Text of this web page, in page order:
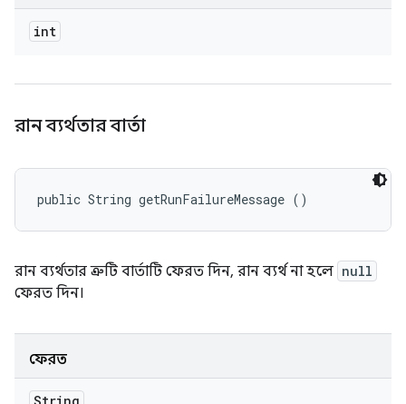
int
রান ব্যর্থতার বার্তা
public String getRunFailureMessage ()
রান ব্যর্থতার ত্রুটি বার্তাটি ফেরত দিন, রান ব্যর্থ না হলে null
ফেরত দিন।
ফেরত